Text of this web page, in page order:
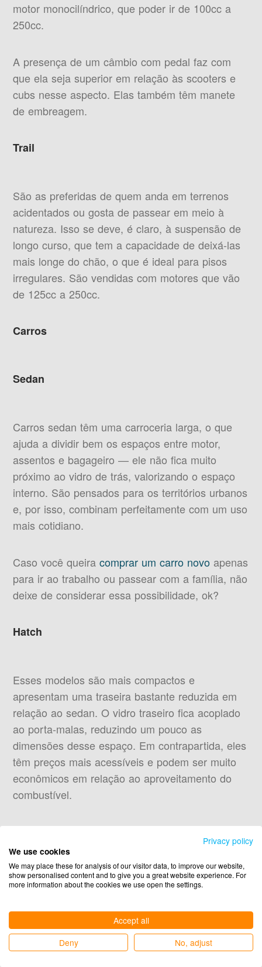
motor monocilíndrico, que poder ir de 100cc a
250cc.
A presença de um câmbio com pedal faz com
que ela seja superior em relação às scooters e
cubs nesse aspecto. Elas também têm manete
de embreagem.
Trail
São as preferidas de quem anda em terrenos
acidentados ou gosta de passear em meio à
natureza. Isso se deve, é claro, à suspensão de
longo curso, que tem a capacidade de deixá-las
mais longe do chão, o que é ideal para pisos
irregulares. São vendidas com motores que vão
de 125cc a 250cc.
Carros
Sedan
Carros sedan têm uma carroceria larga, o que
ajuda a dividir bem os espaços entre motor,
assentos e bagageiro — ele não fica muito
próximo ao vidro de trás, valorizando o espaço
interno. São pensados para os territórios urbanos
e, por isso, combinam perfeitamente com um uso
mais cotidiano.
Caso você queiracomprar um carro novo apenas
para ir ao trabalho ou passear com a família, não
deixe de considerar essa possibilidade, ok?
Hatch
Esses modelos são mais compactos e
apresentam uma traseira bastante reduzida em
relação ao sedan. O vidro traseiro fica acoplado
ao porta-malas, reduzindo um pouco as
dimensões desse espaço. Em contrapartida, eles
têm preços mais acessíveis e podem ser muito
econômicos em relação ao aproveitamento do
combustível.
SUV
SUVs são o que há de melhor na combinação
eram opções restritas às classes de maior poder
aquisitivo. Porém, na atualidade, esse cenário
mudou e muitas famílias fazem uso desse tipo de
Privacy policy
We use cookies
We may place these for analysis of our visitor data, to improve our website,
show personalised content and to give you a great website experience. For
more information about the cookies we use open the settings.
Accept all
Deny
No, adjust